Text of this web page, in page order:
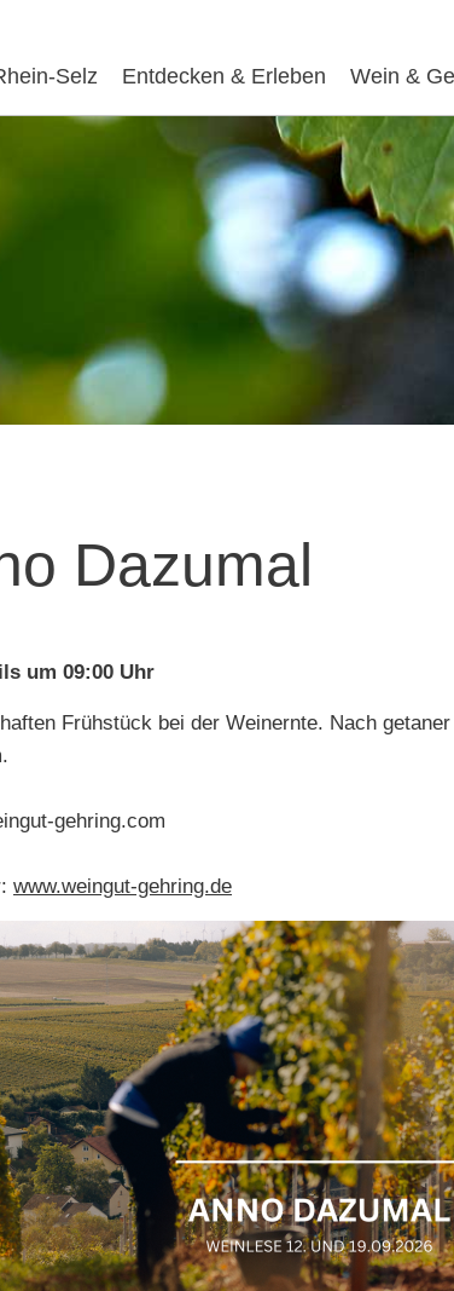
Selz Entdecken & Erleben Wein &
Dazumal
um 09:00 Uhr
Frühstück bei der Weinernte. Nach
gehring.com
www.weingut-gehring.de